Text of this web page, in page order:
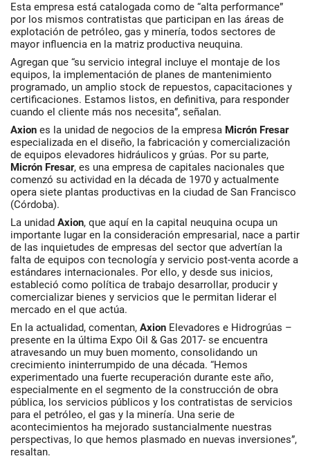
Esta empresa está catalogada como de “alta performance”
por los mismos contratistas que participan en las áreas de
explotación de petróleo, gas y minería, todos sectores de
mayor influencia en la matriz productiva neuquina.
Agregan que “su servicio integral incluye el montaje de los
equipos, la implementación de planes de mantenimiento
programado, un amplio stock de repuestos, capacitaciones y
certificaciones. Estamos listos, en definitiva, para responder
cuando el cliente más nos necesita”, señalan.
Axion es la unidad de negocios de la empresa Micrón Fresar
especializada en el diseño, la fabricación y comercialización
de equipos elevadores hidráulicos y grúas. Por su parte,
Micrón Fresar, es una empresa de capitales nacionales que
comenzó su actividad en la década de 1970 y actualmente
opera siete plantas productivas en la ciudad de San Francisco
(Córdoba).
La unidad Axion, que aquí en la capital neuquina ocupa un
importante lugar en la consideración empresarial, nace a partir
de las inquietudes de empresas del sector que advertían la
falta de equipos con tecnología y servicio post-venta acorde a
estándares internacionales. Por ello, y desde sus inicios,
estableció como política de trabajo desarrollar, producir y
comercializar bienes y servicios que le permitan liderar el
mercado en el que actúa.
En la actualidad, comentan, Axion Elevadores e Hidrogrúas –
presente en la última Expo Oil & Gas 2017- se encuentra
atravesando un muy buen momento, consolidando un
crecimiento ininterrumpido de una década. “Hemos
experimentado una fuerte recuperación durante este año,
especialmente en el segmento de la construcción de obra
pública, los servicios públicos y los contratistas de servicios
para el petróleo, el gas y la minería. Una serie de
acontecimientos ha mejorado sustancialmente nuestras
perspectivas, lo que hemos plasmado en nuevas inversiones”,
resaltan.